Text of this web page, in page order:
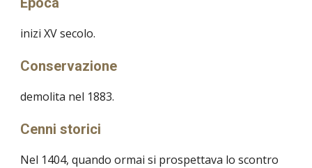
inizi XV secolo.
Conservazione
demolita nel 1883.
Cenni storici
Nel 1404, quando ormai si prospettava lo scontro